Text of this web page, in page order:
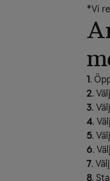
*Vi
1.
2. Välj
3. Välj
4.
5. Välj
6. Välj
7. Välj
8.